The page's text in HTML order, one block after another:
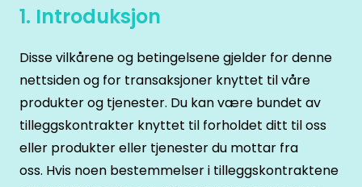
1. Introduksjon
Disse vilkårene og betingelsene gjelder for denne
nettsiden og for transaksjoner knyttet til våre
produkter og tjenester. Du kan være bundet av
tilleggskontrakter knyttet til forholdet ditt til oss
eller produkter eller tjenester du mottar fra
oss. Hvis noen bestemmelser i tilleggskontraktene